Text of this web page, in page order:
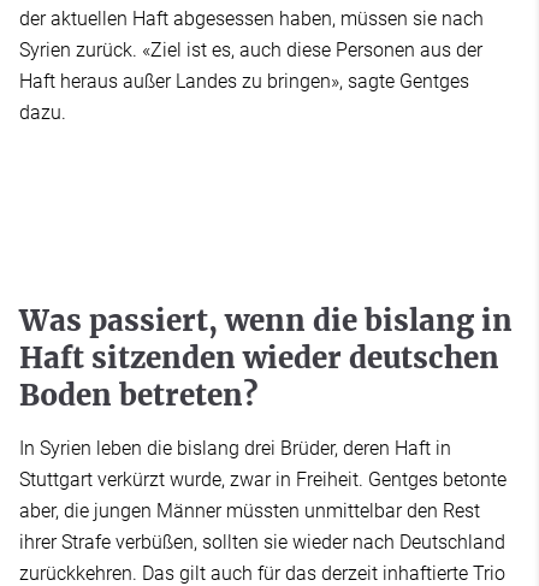
der aktuellen Haft abgesessen haben, müssen sie nach
Syrien zurück. «Ziel ist es, auch diese Personen aus der
Haft heraus außer Landes zu bringen», sagte Gentges
dazu.
Was passiert, wenn die bislang in
Haft sitzenden wieder deutschen
Boden betreten?
In Syrien leben die bislang drei Brüder, deren Haft in
Stuttgart verkürzt wurde, zwar in Freiheit. Gentges betonte
aber, die jungen Männer müssten unmittelbar den Rest
ihrer Strafe verbüßen, sollten sie wieder nach Deutschland
zurückkehren. Das gilt auch für das derzeit inhaftierte Trio